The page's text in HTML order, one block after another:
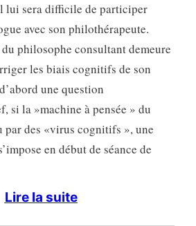
lui sera difficile de participer
avec son philothérapeute.
philosophe consultant demeure
les biais cognitifs de son
une question
si la »machine à pensée » du
par des «virus cognitifs », une
en début de séance de
Lire la suite